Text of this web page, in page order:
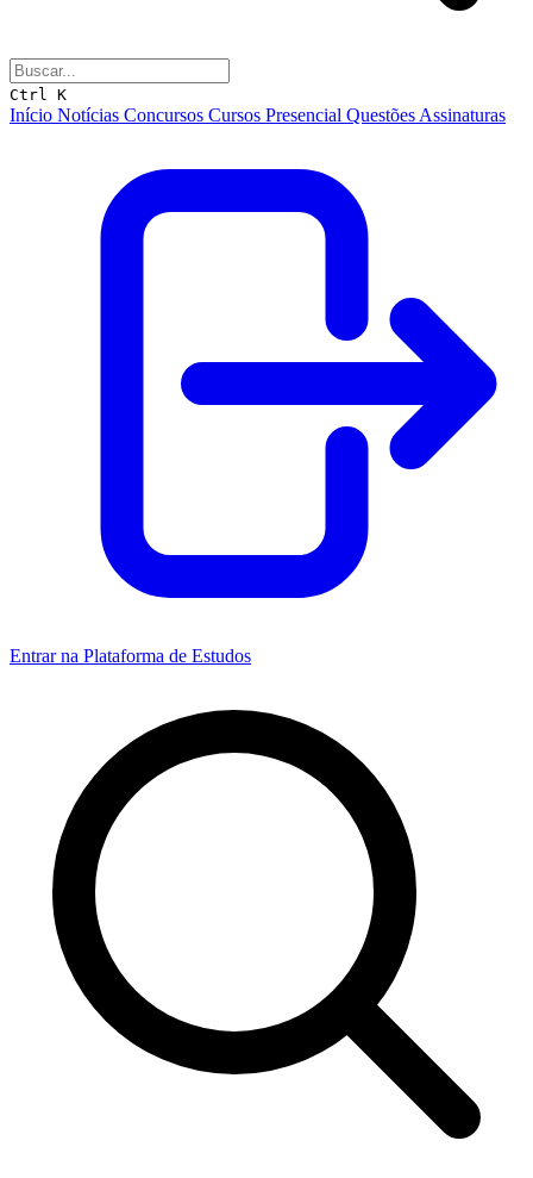
Ctrl K
Início Notícias Concursos Cursos Presencial Questões Assinaturas
Entrar na Plataforma de Estudos